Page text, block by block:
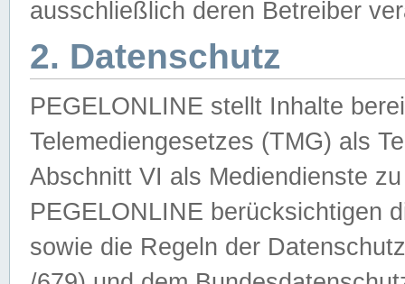
ausschließlich deren Betreiber
2. Datenschutz
PEGELONLINE stellt Inhalte
Telemediengesetzes (TMG) als
Abschnitt VI als Mediendienste
PEGELONLINE berücksichtigen
sowie die Regeln der